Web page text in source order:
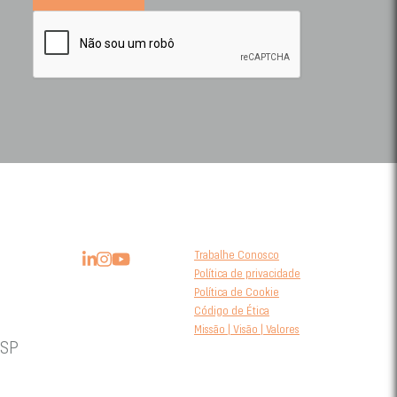
Trabalhe Conosco
Política de privacidade
Política de Cookie
Código de Ética
Missão | Visão | Valores